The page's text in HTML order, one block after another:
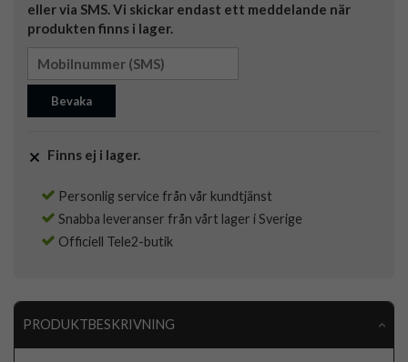
eller via SMS. Vi skickar endast ett meddelande när
produkten finns i lager.
Bevaka
Finns ej i lager.
Personlig service från vår kundtjänst
Snabba leveranser från vårt lager i Sverige
Officiell Tele2-butik
PRODUKTBESKRIVNING